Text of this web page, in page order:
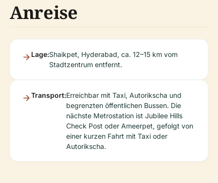
Anreise
Lage:Shaikpet, Hyderabad, ca. 12–15 km vom
Stadtzentrum entfernt.
Transport:Erreichbar mit Taxi, Autorikscha und
begrenzten öffentlichen Bussen. Die
nächste Metrostation ist Jubilee Hills
Check Post oder Ameerpet, gefolgt von
einer kurzen Fahrt mit Taxi oder
Autorikscha.